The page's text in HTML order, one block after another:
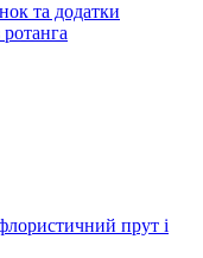
та додатки
прут і